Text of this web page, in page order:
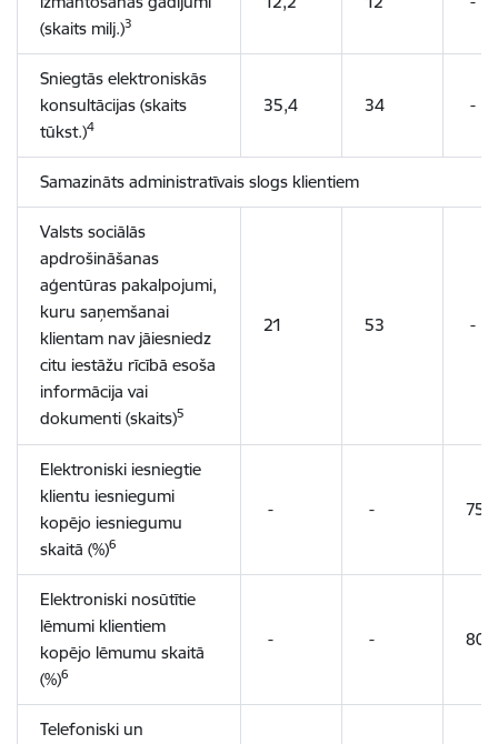
(skaits milj.)3
Sniegtās elektroniskās
konsultācijas (skaits
tūkst.)4
35,4 34 -
Samazināts administratīvais slogs klientiem
Valsts sociālās
apdrošināšanas
aģentūras pakalpojumi,
kuru saņemšanai
klientam nav jāiesniedz
citu iestāžu rīcībā esoša
informācija vai
dokumenti (skaits)5
21 53 -
Elektroniski iesniegtie
klientu iesniegumi
kopējo iesniegumu
skaitā (%)6
- - 75,0
Elektroniski nosūtītie
lēmumi klientiem
kopējo lēmumu skaitā
(%)6
- -
Telefoniski un